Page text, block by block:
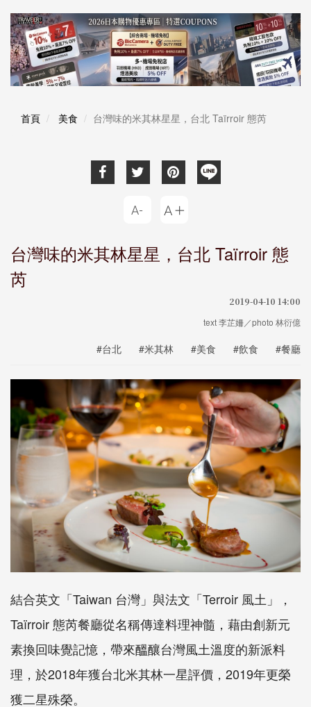
首頁 美食 台灣味的米其林星星，台北 Taïrroir 態芮
台灣味的米其林星星，台北 Taïrroir 態
芮
2019-04-10 14:00
text 李芷姍／photo 林衍億
#台北 #米其林 #美食 #飲食 #餐廳
結合英文「Taiwan 台灣」與法文「Terroir 風土」，
Taïrroir 態芮餐廳從名稱傳達料理神髓，藉由創新元
素換回味覺記憶，帶來醞釀台灣風土溫度的新派料
理，於2018年獲台北米其林一星評價，2019年更榮
獲二星殊榮。